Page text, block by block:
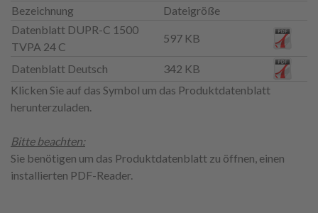
Bezeichnung
Dateigröße
Datenblatt DUPR-C 1500
TVPA 24 C
597 KB
Datenblatt Deutsch
342 KB
Klicken Sie auf das Symbol um das Produktdatenblatt
herunterzuladen.
Bitte beachten:
Sie benötigen um das Produktdatenblatt zu öffnen, einen
installierten PDF-Reader.